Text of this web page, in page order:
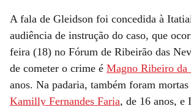
A fala de Gleidson foi concedida à
audiência de instrução do caso, que
feira (18) no Fórum de Ribeirão das
de cometer o crime é Magno Ribeiro da
anos. Na padaria, também foram
Kamilly Fernandes Faria, de 16 anos, e